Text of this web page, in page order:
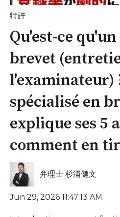
特許
Qu'est-ce
brevet
l'examinateur)
spécialisé en
explique ses 5
comment en
弁理士 杉浦健文
Jun 29, 2026 11:47:13 AM